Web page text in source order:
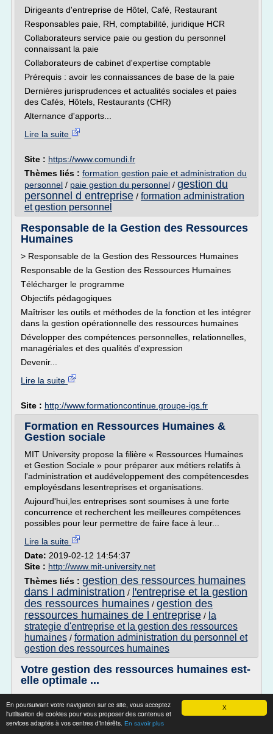
X
En poursuivant votre navigation sur ce site, vous acceptez
l'utilisation de cookies pour vous proposer des contenus et
services adaptés à vos centres d'intérêts. En savoir plus
Dirigeants d'entreprise de Hôtel, Café, Restaurant
Responsables paie, RH, comptabilité, juridique HCR
Collaborateurs service paie ou gestion du personnel
connaissant la paie
Collaborateurs de cabinet d'expertise comptable
Prérequis : avoir les connaissances de base de la paie
Dernières jurisprudences et actualités sociales et paies
des Cafés, Hôtels, Restaurants (CHR)
Alternance d'apports...
Lire la suite
Site : https://www.comundi.fr
Thèmes liés : formation gestion paie et administration du
personnel / paie gestion du personnel / gestion du
personnel d entreprise / formation administration
et gestion personnel
Responsable de la Gestion des Ressources
Humaines
> Responsable de la Gestion des Ressources Humaines
Responsable de la Gestion des Ressources Humaines
Télécharger le programme
Objectifs pédagogiques
Maîtriser les outils et méthodes de la fonction et les intégrer
dans la gestion opérationnelle des ressources humaines
Développer des compétences personnelles, relationnelles,
managériales et des qualités d'expression
Devenir...
Lire la suite
Site : http://www.formationcontinue.groupe-igs.fr
Formation en Ressources Humaines &
Gestion sociale
MIT University propose la filière « Ressources Humaines
et Gestion Sociale » pour préparer aux métiers relatifs à
l'administration et audéveloppement des compétencesdes
employésdans lesentreprises et organisations.
Aujourd'hui,les entreprises sont soumises à une forte
concurrence et recherchent les meilleures compétences
possibles pour leur permettre de faire face à leur...
Lire la suite
Date: 2019-02-12 14:54:37
Site : http://www.mit-university.net
Thèmes liés : gestion des ressources humaines
dans l administration / l'entreprise et la gestion
des ressources humaines / gestion des
ressources humaines de l entreprise / la
strategie d'entreprise et la gestion des ressources
humaines / formation administration du personnel et
gestion des ressources humaines
Votre gestion des ressources humaines est-
elle optimale ...
Vous êtes ici :
Votre gestion des ressources humaines...